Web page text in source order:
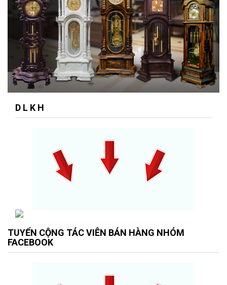
D L K H
TUYỂN CỘNG TÁC VIÊN BÁN HÀNG NHÓM
FACEBOOK